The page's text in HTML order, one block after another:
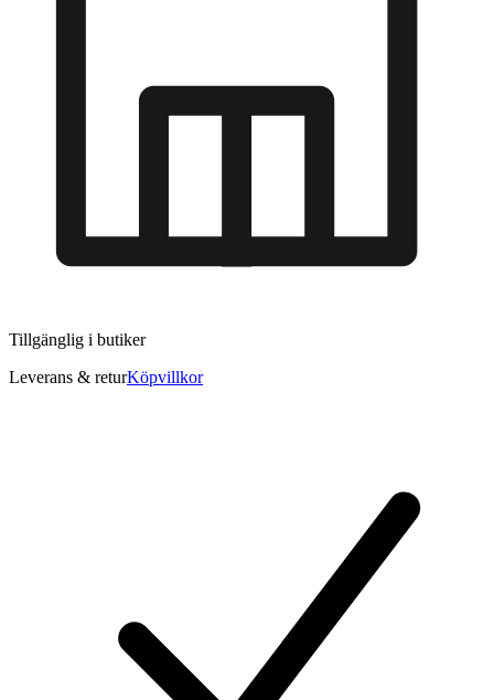
Tillgänglig i butiker
Leverans & returKöpvillkor